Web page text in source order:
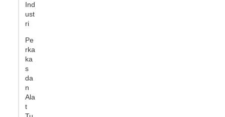
Ind
ust
ri
Pe
rka
ka
s
da
n
Ala
t